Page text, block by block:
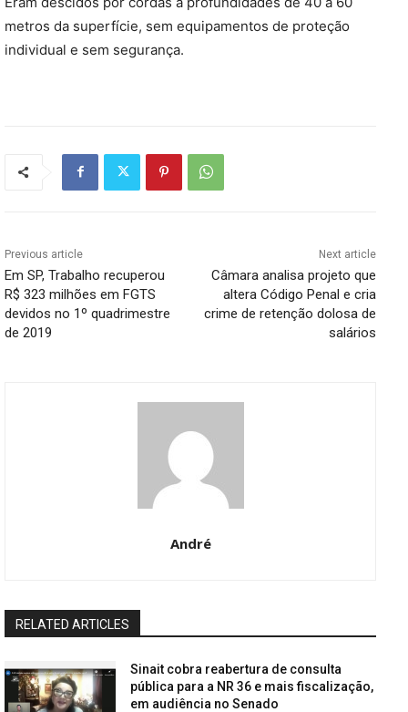
metros da superfície, sem equipamentos de proteção
individual e sem segurança.
Previous article
Em SP, Trabalho recuperou
R$ 323 milhões em FGTS
devidos no 1º quadrimestre
de 2019
Next article
Câmara analisa projeto que
altera Código Penal e cria
crime de retenção dolosa de
salários
André
RELATED ARTICLES
Sinait cobra reabertura de consulta
pública para a NR 36 e mais fiscalização,
em audiência no Senado